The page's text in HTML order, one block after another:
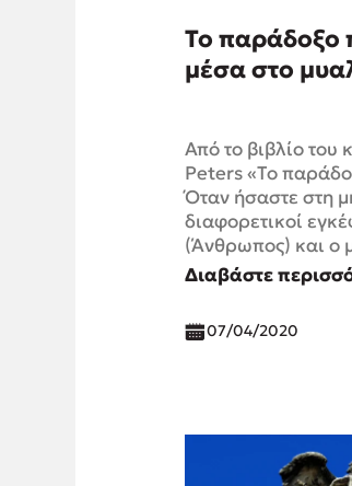
Το παράδοξο
μέσα στο
Από το βιβλίο του
Peters «Το
Όταν ήσαστε στη
διαφορετικοί
(Άνθρωπος) και ο
Διαβάστε
07/04/2020